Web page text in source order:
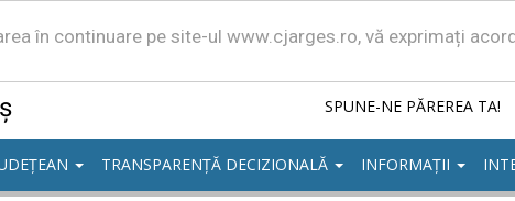
în continuare pe site-ul www.cjarges.ro, vă exprimați
SPUNE-NE PĂREREA TA!
TRANSPARENȚĂ DECIZIONALĂ INFORMAȚII